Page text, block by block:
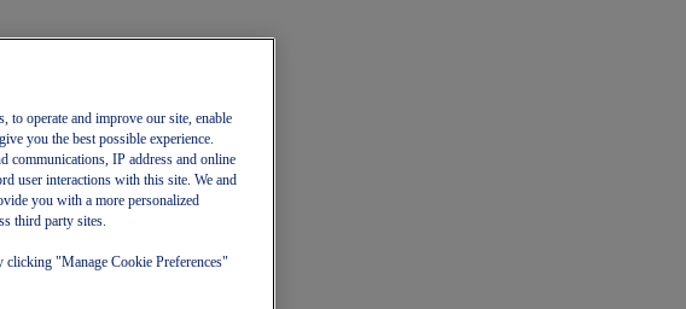
to operate and improve our site, enable
you the best possible experience.
communications, IP address and online
user interactions with this site. We and
you with a more personalized
third party sites.
clicking "Manage Cookie Preferences"